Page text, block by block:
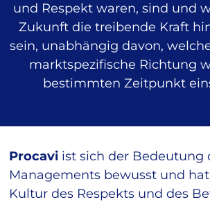
und Respekt waren, sind und
Zukunft die treibende Kraft
sein, unabhängig davon,
marktspezifische Richtung
bestimmten Zeitpunkt
Procavi ist sich der Bedeutung
Managements bewusst und
Kultur des Respekts und des